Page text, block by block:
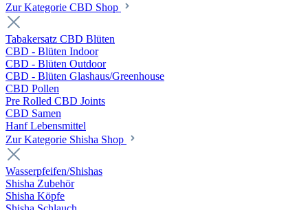
Zur Kategorie CBD Shop
Tabakersatz CBD Blüten
CBD - Blüten Indoor
CBD - Blüten Outdoor
CBD - Blüten Glashaus/Greenhouse
CBD Pollen
Pre Rolled CBD Joints
CBD Samen
Hanf Lebensmittel
Zur Kategorie Shisha Shop
Wasserpfeifen/Shishas
Shisha Zubehör
Shisha Köpfe